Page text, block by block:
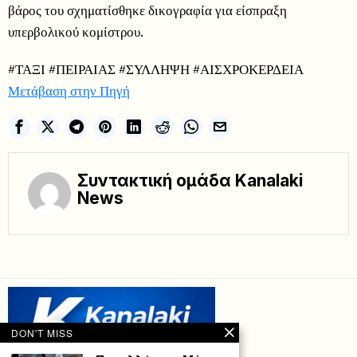
βάρος του σχηματίσθηκε δικογραφία για είσπραξη
υπερβολικού κομίστρου.
#ΤΑΞΙ #ΠΕΙΡΑΙΑΣ #ΣΥΛΛΗΨΗ #ΑΙΣΧΡΟΚΕΡΔΕΙΑ
Μετάβαση στην Πηγή
Συντακτική ομάδα Kanalaki
News
DON'T MISS